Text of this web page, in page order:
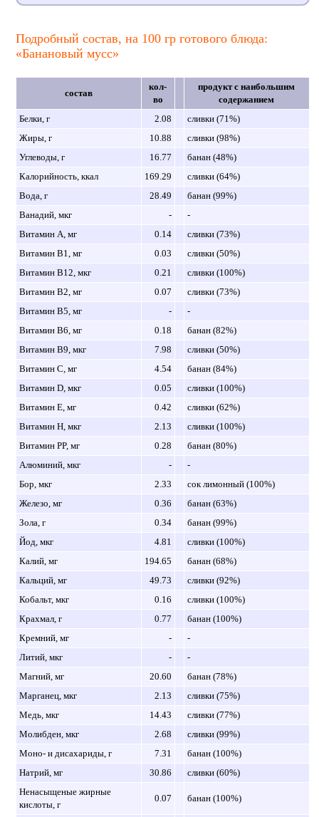
Подробный состав, на 100 гр готового блюда:
«Банановый мусс»
состав
кол-
во
продукт с наибольшим
содержанием
Белки, г
2.08
сливки (71%)
Жиры, г
10.88
сливки (98%)
Углеводы, г
16.77
банан (48%)
Калорийность, ккал
169.29
сливки (64%)
Вода, г
28.49
банан (99%)
Ванадий, мкг
-
-
Витамин A, мг
0.14
сливки (73%)
Витамин B1, мг
0.03
сливки (50%)
Витамин B12, мкг
0.21
сливки (100%)
Витамин B2, мг
0.07
сливки (73%)
Витамин B5, мг
-
-
Витамин B6, мг
0.18
банан (82%)
Витамин B9, мкг
7.98
сливки (50%)
Витамин C, мг
4.54
банан (84%)
Витамин D, мкг
0.05
сливки (100%)
Витамин E, мг
0.42
сливки (62%)
Витамин H, мкг
2.13
сливки (100%)
Витамин PP, мг
0.28
банан (80%)
Алюминий, мкг
-
-
Бор, мкг
2.33
сок лимонный (100%)
Железо, мг
0.36
банан (63%)
Зола, г
0.34
банан (99%)
Йод, мкг
4.81
сливки (100%)
Калий, мг
194.65
банан (68%)
Кальций, мг
49.73
сливки (92%)
Кобальт, мкг
0.16
сливки (100%)
Крахмал, г
0.77
банан (100%)
Кремний, мг
-
-
Литий, мкг
-
-
Магний, мг
20.60
банан (78%)
Марганец, мкг
2.13
сливки (75%)
Медь, мкг
14.43
сливки (77%)
Молибден, мкг
2.68
сливки (99%)
Моно- и дисахариды, г
7.31
банан (100%)
Натрий, мг
30.86
сливки (60%)
Ненасыщеные жирные
кислоты, г
0.07 банан (100%)